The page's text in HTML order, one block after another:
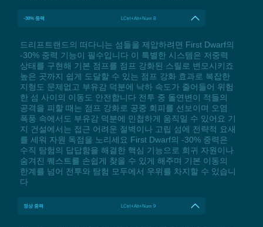
-30% 중력 LCtrl+Alt+Num 8
드리프트랜드의 떠다니는 섬들을 제압하려면 First Dwarf의
-30% 중력 기능이 필수입니다 이 특별한 시스템은 저중력
상태를 구현해 기본 점프를 점프 강화된 스릴로 변모시키죠
높은 곳까지 쉽게 도달할 수 있는 점프 강화 효과로 복잡한
지형도 문제없고 부유감 덕분에 낙하 속도가 줄어들어 위험
한 섬 사이의 이동도 안전합니다 전투 중 돌연변이 적들의
공격을 피할 때는 점프 강화로 공중 회피를 선보이며 오염
폭풍 속에서도 부유감 덕분에 민첩하게 움직일 수 있어요 기
지 건설에서는 접근 어려운 절벽이나 고립 섬에 전략적 요새
를 세워 자원 독점을 노리세요 First Dwarf의 -30% 중력은
수직 탐험의 답답함을 해결한 핵심 기능으로 희귀 자원이나
숨겨진 퀘스트를 손쉽게 찾을 수 있게 해주며 기본 이동의
한계를 넘어 전투와 탐험 모두에서 우위를 차지할 수 있습니
다
정상 중력 LCtrl+Alt+Num 9